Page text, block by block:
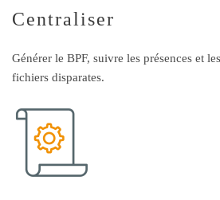
Centraliser
Générer le BPF, suivre les présences et
fichiers disparates.